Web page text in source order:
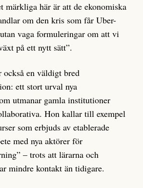
märkliga här är att de ekonomiska
om den kris som får Uber-
vaga formuleringar om att vi
på ett nytt sätt”.
också en väldigt bred
ett stort urval nya
utmanar gamla institutioner
Hon kallar till exempel
som erbjuds av etablerade
med nya aktörer för
– trots att lärarna och
mindre kontakt än tidigare.